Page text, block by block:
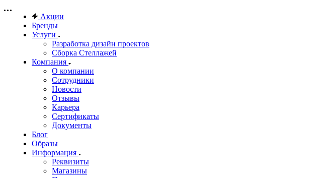
Акции
Бренды
Услуги
Разработка дизайн проектов
Сборка Стеллажей
Компания
О компании
Сотрудники
Новости
Отзывы
Карьера
Сертификаты
Документы
Блог
Образы
Информация
Реквизиты
Магазины